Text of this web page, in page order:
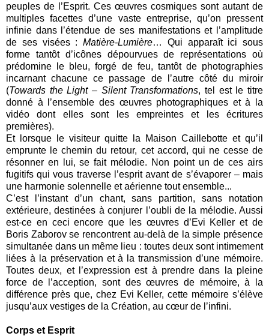
peuples de l’Esprit. Ces œuvres cosmiques sont autant de
multiples facettes d’une vaste entreprise, qu’on pressent
infinie dans l’étendue de ses manifestations et l’amplitude
de ses visées : Matière-Lumière… Qui apparaît ici sous
forme tantôt d’icônes dépourvues de représentations où
prédomine le bleu, forgé de feu, tantôt de photographies
incarnant chacune ce passage de l’autre côté du miroir
(Towards the Light – Silent Transformations, tel est le titre
donné à l’ensemble des œuvres photographiques et à la
vidéo dont elles sont les empreintes et les écritures
premières).
Et lorsque le visiteur quitte la Maison Caillebotte et qu’il
emprunte le chemin du retour, cet accord, qui ne cesse de
résonner en lui, se fait mélodie. Non point un de ces airs
fugitifs qui vous traverse l’esprit avant de s’évaporer – mais
une harmonie solennelle et aérienne tout ensemble...
C’est l’instant d’un chant, sans partition, sans notation
extérieure, destinées à conjurer l’oubli de la mélodie. Aussi
est-ce en ceci encore que les œuvres d’Evi Keller et de
Boris Zaborov se rencontrent au-delà de la simple présence
simultanée dans un même lieu : toutes deux sont intimement
liées à la préservation et à la transmission d’une mémoire.
Toutes deux, et l’expression est à prendre dans la pleine
force de l’acception, sont des œuvres de mémoire, à la
différence près que, chez Evi Keller, cette mémoire s’élève
jusqu’aux vestiges de la Création, au cœur de l’infini.
Corps et Esprit